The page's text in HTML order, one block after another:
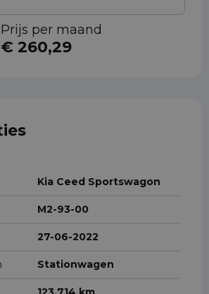
Prijs per maand
€ 260,29
Kia Ceed Sportswagon
M2-93-00
27-06-2022
Stationwagen